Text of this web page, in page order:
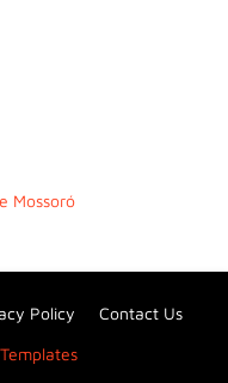
Mossoró
Policy Contact Us